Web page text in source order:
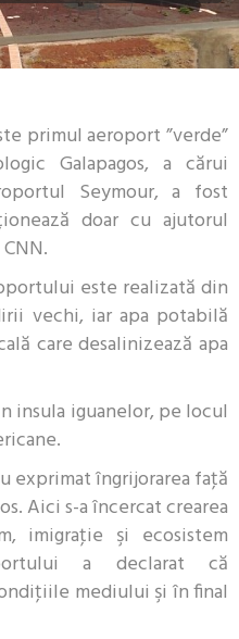
primul aeroport ”verde”
Galapagos, a cărui
Seymour, a fost
doar cu ajutorul
este realizată din
vechi, iar apa potabilă
care desalinizează apa
insula iguanelor, pe locul
exprimat îngrijorarea faţă
Aici s-a încercat crearea
imigraţie şi ecosistem
a declarat că
mediului şi în final